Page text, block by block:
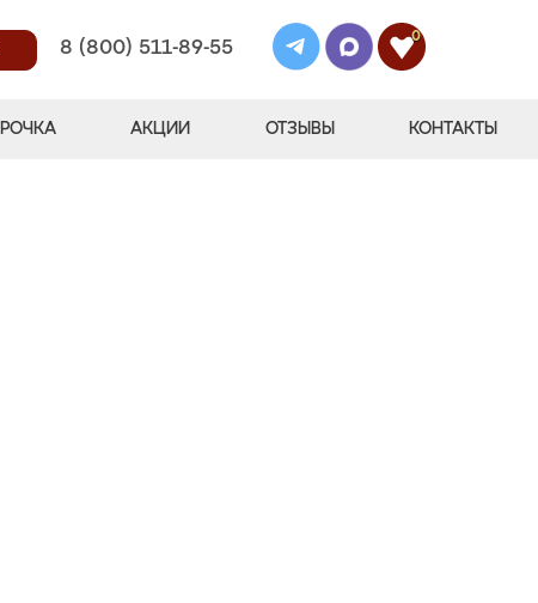
8 (800) 511-89-55
0
АКЦИИ ОТЗЫВЫ КОНТАКТЫ